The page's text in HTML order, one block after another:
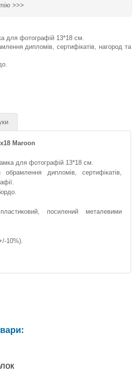
>>>
для фотографій 13*18 см.
дипломів, сертифікатів, нагород та
Maroon
для фотографій 13*18 см.
дипломів, сертифікатів,
посилений металевими
10%).